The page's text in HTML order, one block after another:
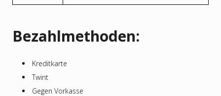
Bezahlmethoden:
Kreditkarte
Twint
Gegen Vorkasse